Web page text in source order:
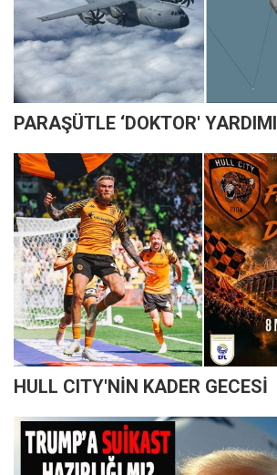
PARAŞÜTLE ‘DOKTOR' YARDIMI
HULL CITY'NİN KADER GECESİ